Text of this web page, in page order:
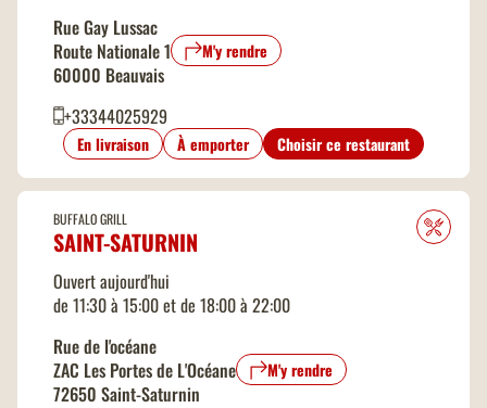
Rue Gay Lussac
Route Nationale 1
60000 Beauvais
M'y rendre
+33344025929
En livraison À emporter Choisir ce restaurant
BUFFALO GRILL
SAINT-SATURNIN
Ouvert aujourd'hui
de 11:30 à 15:00 et de 18:00 à 22:00
Rue de l'océane
ZAC Les Portes de L'Océane
72650 Saint-Saturnin
M'y rendre